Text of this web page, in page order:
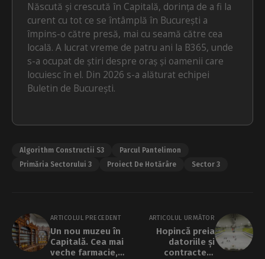
Născută și crescută în Capitală, dorința de a fi la
curent cu tot ce se întâmplă în București a
împins-o către presă, mai cu seamă către cea
locală. A lucrat vreme de patru ani la B365, unde
s-a ocupat de știri despre oraș și oamenii care
locuiesc în el. Din 2026 s-a alăturat echipei
Buletin de București.
Algorithm Constructii S3
Parcul Pantelimon
Primăria Sectorului 3
Proiect De Hotărâre Sector 3
ARTICOLUL PRECEDENT
Un nou muzeu în
Capitală. Cea mai
veche farmacie,
ARTICOLUL URMĂTOR
Hopincă preia
datoriile și
contractele